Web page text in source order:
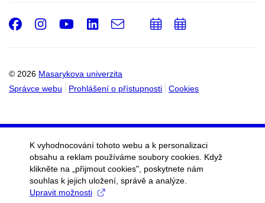
© 2026 Masarykova univerzita
Správce webu
Prohlášení o přístupnosti Cookies
Facebook
Instagram
Youtube
LinkedIn
e-
PřidatPřidat
K vyhodnocování tohoto webu a k personalizaci
obsahu a reklam používáme soubory cookies. Když
klikněte na „přijmout cookies", poskytnete nám
souhlas k jejich uložení, správě a analýze.
Upravit možnosti